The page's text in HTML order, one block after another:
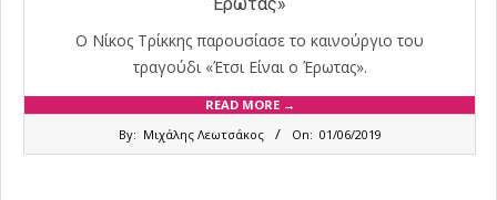
Ο Νίκος Τρίκκης παρουσίασε τo καινούργιο του
τραγούδι «Έτσι Είναι ο Έρωτας».
READ MORE →
By: Μιχάλης Λεωτσάκος On: 01/06/2019